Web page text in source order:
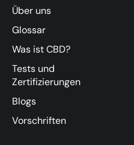
Über uns
Glossar
Was ist CBD?
Tests und
Zertifizierungen
Blogs
Vorschriften